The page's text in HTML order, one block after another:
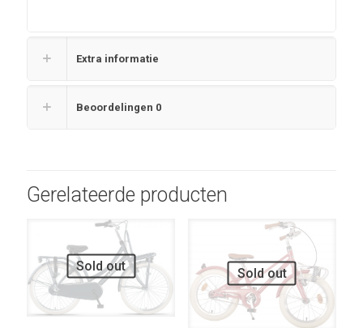
Extra informatie
Beoordelingen 0
Gerelateerde producten
Sold out Sold out